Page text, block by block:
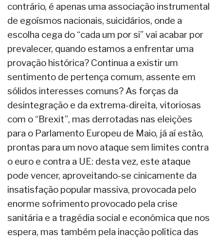
contrário, é apenas uma associação instrumental
de egoísmos nacionais, suicidários, onde a
escolha cega do “cada um por si” vai acabar por
prevalecer, quando estamos a enfrentar uma
provação histórica? Continua a existir um
sentimento de pertença comum, assente em
sólidos interesses comuns? As forças da
desintegração e da extrema-direita, vitoriosas
com o “Brexit”, mas derrotadas nas eleições
para o Parlamento Europeu de Maio, já aí estão,
prontas para um novo ataque sem limites contra
o euro e contra a UE: desta vez, este ataque
pode vencer, aproveitando-se cinicamente da
insatisfação popular massiva, provocada pelo
enorme sofrimento provocado pela crise
sanitária e a tragédia social e económica que nos
espera, mas também pela inacção política das